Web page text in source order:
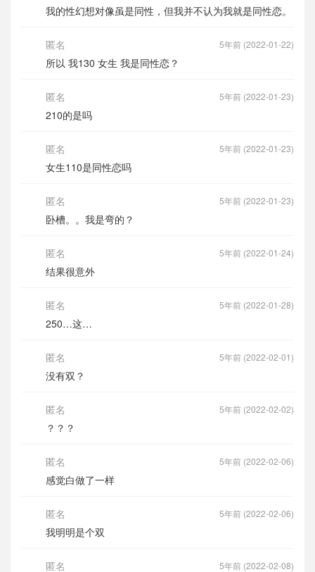
我的性幻想对像虽是同性，但我并不认为我就是同性恋。
匿名
所以 我130 女生 我是同性恋？
5年前 (2022-01-22)
匿名
210的是吗
5年前 (2022-01-23)
匿名
女生110是同性恋吗
5年前 (2022-01-23)
匿名
卧槽。。我是弯的？
5年前 (2022-01-23)
匿名
结果很意外
5年前 (2022-01-24)
匿名
250…这…
5年前 (2022-01-28)
匿名
没有双？
5年前 (2022-02-01)
匿名
？？？
5年前 (2022-02-02)
匿名
感觉白做了一样
5年前 (2022-02-06)
匿名
我明明是个双
5年前 (2022-02-06)
匿名 5年前 (2022-02-08)